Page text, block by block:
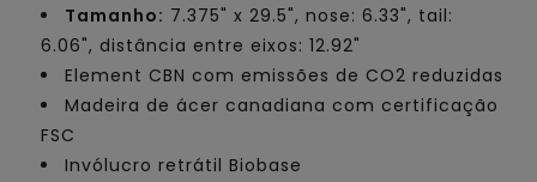
Tamanho: 7.375" x 29.5", nose: 6.33", tail:
6.06", distância entre eixos: 12.92"
Element CBN com emissões de CO2 reduzidas
Madeira de ácer canadiana com certificação
FSC
Invólucro retrátil Biobase